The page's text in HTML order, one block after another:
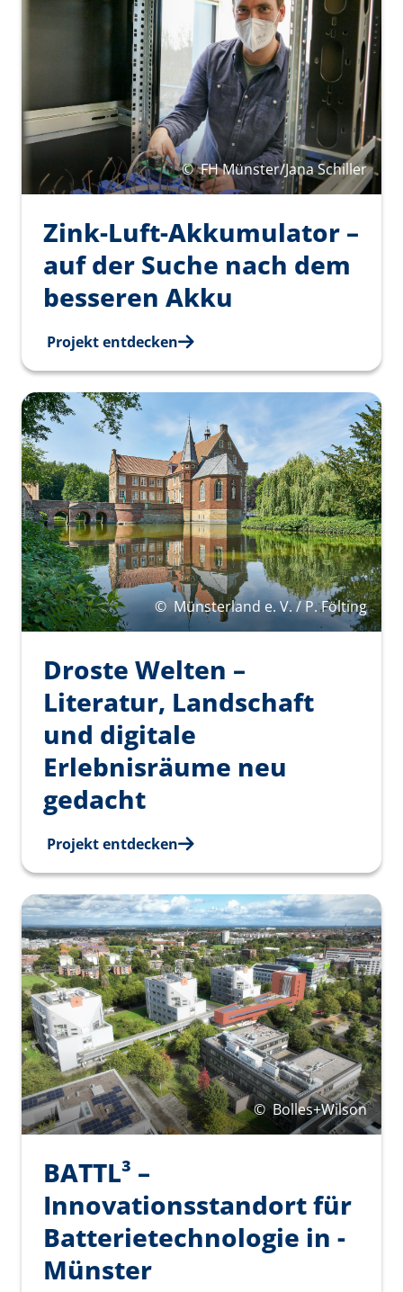
© FH Münster/Jana Schiller
Zink-Luft-Akkumulator –
auf der Suche nach dem
besseren Akku
Projekt entdecken
© Münsterland e. V. / P. Fölting
Droste Welten –
Literatur, Landschaft
und digitale
Erlebnisräume neu
gedacht
Projekt entdecken
© Bolles+Wilson
BATTL³ –
Innovationsstandort für
Batterietechnologie in ­
Münster